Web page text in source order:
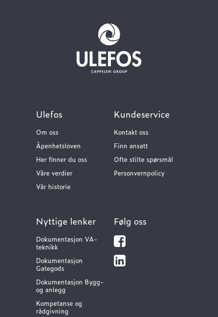
Ulefos
Om oss
Åpenhetsloven
Her finner du oss
Våre verdier
Vår historie
Kundeservice
Kontakt oss
Finn ansatt
Ofte stilte spørsmål
Personvernpolicy
Nyttige lenker
Dokumentasjon VA-
teknikk
Dokumentasjon
Gategods
Dokumentasjon Bygg-
og anlegg
Kompetanse og
rådgivning
Følg oss